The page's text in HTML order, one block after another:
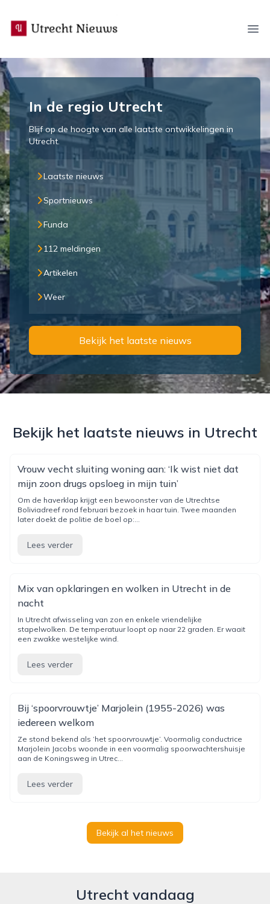
utrecht-nieuws.nl
In de regio Utrecht
Blijf op de hoogte van alle laatste ontwikkelingen in
Utrecht.
Laatste nieuws
Sportnieuws
Funda
112 meldingen
Artikelen
Weer
Bekijk het laatste nieuws
Bekijk het laatste nieuws in Utrecht
Vrouw vecht sluiting woning aan: ‘Ik wist niet dat
mijn zoon drugs opsloeg in mijn tuin’
Om de haverklap krijgt een bewoonster van de Utrechtse
Boliviadreef rond februari bezoek in haar tuin. Twee maanden
later doekt de politie de boel op:...
Lees verder
Mix van opklaringen en wolken in Utrecht in de
nacht
In Utrecht afwisseling van zon en enkele vriendelijke
stapelwolken. De temperatuur loopt op naar 22 graden. Er waait
een zwakke westelijke wind.
Lees verder
Bij ‘spoorvrouwtje’ Marjolein (1955-2026) was
iedereen welkom
Ze stond bekend als ‘het spoorvrouwtje’. Voormalig conductrice
Marjolein Jacobs woonde in een voormalig spoorwachtershuisje
aan de Koningsweg in Utrec...
Lees verder
Bekijk al het nieuws
Utrecht vandaag